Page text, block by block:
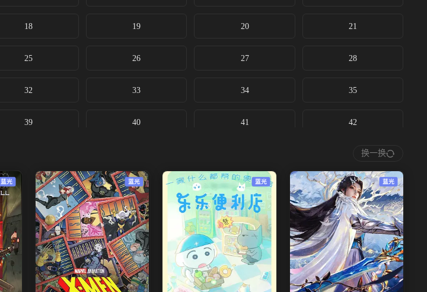
18 19 20 21
25 26 27 28
32 33 34 35
39 40 41 42
54 55 56
61 62 63
68 69 70
75 76 77
换一换
蓝光 蓝光 蓝光 蓝光